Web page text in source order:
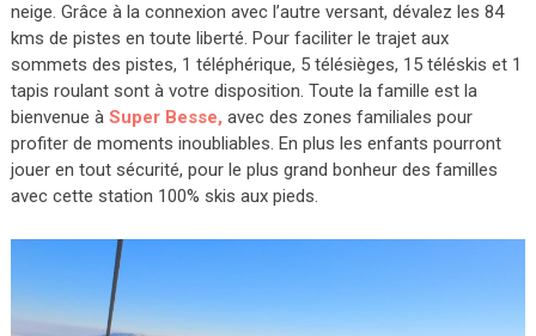
neige. Grâce à la connexion avec l’autre versant, dévalez les 84
kms de pistes en toute liberté. Pour faciliter le trajet aux
sommets des pistes, 1 téléphérique, 5 télésièges, 15 téléskis et 1
tapis roulant sont à votre disposition. Toute la famille est la
bienvenue à Super Besse, avec des zones familiales pour
profiter de moments inoubliables. En plus les enfants pourront
jouer en tout sécurité, pour le plus grand bonheur des familles
avec cette station 100% skis aux pieds.